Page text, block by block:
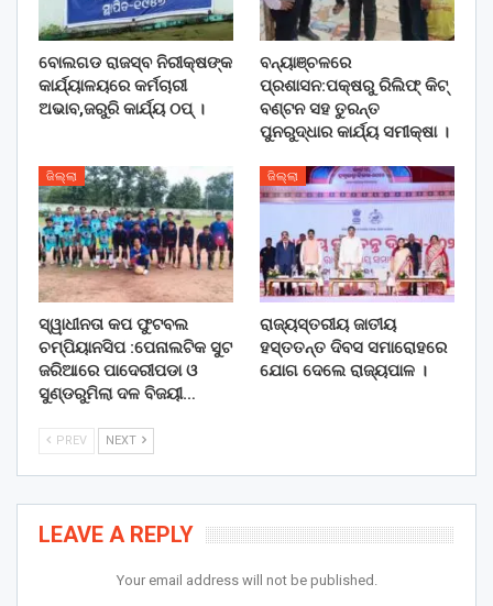
ବୋଲଗଡ ରାଜସ୍ବ ନିରୀକ୍ଷଙ୍କ
କାର୍ଯ୍ୟାଳୟରେ କର୍ମଚାରୀ
ଅଭାବ,ଜରୁରି କାର୍ଯ୍ୟ ଠପ୍ ।
ବନ୍ୟାଞ୍ଚଳରେ
ପ୍ରଶାସନ:ପକ୍ଷରୁ ରିଲିଫ୍ କିଟ୍
ବଣ୍ଟନ ସହ ତୁରନ୍ତ
ପୁନରୁଦ୍ଧାର କାର୍ଯ୍ୟ ସମୀକ୍ଷା ।
ଜିଲ୍ଲା
ସ୍ୱାଧୀନତା କପ ଫୁଟବଲ
ଚମ୍ପିୟାନସିପ :ପେନାଲଟିକ ସୁଟ
ଜରିଆରେ ପାଦେରୀପଡା ଓ
ସୁଣ୍ଡରୁମିଲା ଦଳ ବିଜୟୀ…
ଜିଲ୍ଲା
ରାଜ୍ୟସ୍ତରୀୟ ଜାତୀୟ
ହସ୍ତତନ୍ତ ଦିବସ ସମାରୋହରେ
ଯୋଗ ଦେଲେ ରାଜ୍ୟପାଳ ।
PREV NEXT
LEAVE A REPLY
Your email address will not be published.